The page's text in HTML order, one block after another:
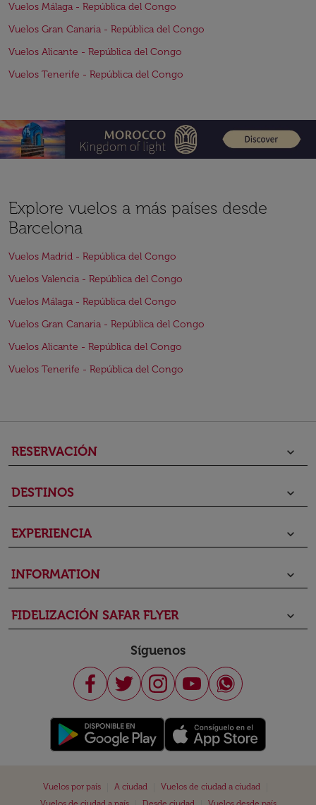
Vuelos Málaga - República del Congo
Vuelos Gran Canaria - República del Congo
Vuelos Alicante - República del Congo
Vuelos Tenerife - República del Congo
Explore vuelos a más países desde
Barcelona
Vuelos Madrid - República del Congo
Vuelos Valencia - República del Congo
Vuelos Málaga - República del Congo
Vuelos Gran Canaria - República del Congo
Vuelos Alicante - República del Congo
Vuelos Tenerife - República del Congo
RESERVACIÓN keyboard_arrow_down
DESTINOS keyboard_arrow_down
EXPERIENCIA keyboard_arrow_down
INFORMATION keyboard_arrow_down
FIDELIZACIÓN SAFAR FLYER keyboard_arrow_down
Síguenos
Vuelos por país A ciudad Vuelos de ciudad a ciudad